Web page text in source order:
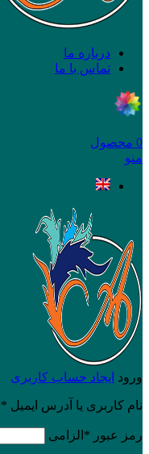
درباره ما
تماس با ما
0 محصول
منو
ورود ایجاد حساب کاربری
نام کاربری یا آدرس ایمیل *
رمز عبور * الزامی